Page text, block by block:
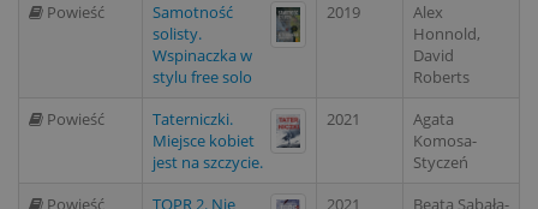
Powieść
Samotność
solisty.
Wspinaczka w
stylu free solo
2019
Alex
Honnold,
David
Roberts
Powieść
Taterniczki.
Miejsce kobiet
jest na szczycie.
2021
Agata
Komosa-
Styczeń
Powieść
TOPR 2. Nie
2021
Beata Sabała-